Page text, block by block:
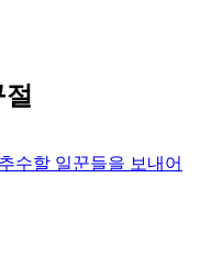
수할 일꾼들을 보내어